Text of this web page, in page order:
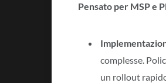
Pensato per MSP e
complesse.
un rollout